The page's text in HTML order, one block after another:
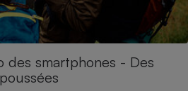
des smartphones - Des